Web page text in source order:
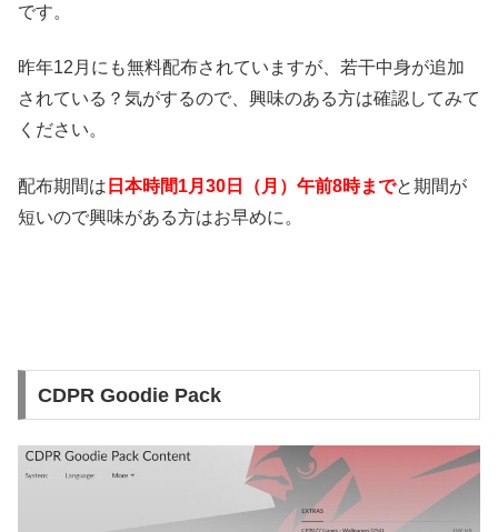
です。
昨年12月にも無料配布されていますが、若干中身が追加
されている？気がするので、興味のある方は確認してみて
ください。
配布期間は 日本時間1月30日（月）午前8時までと期間が
短いので興味がある方はお早めに。
CDPR Goodie Pack